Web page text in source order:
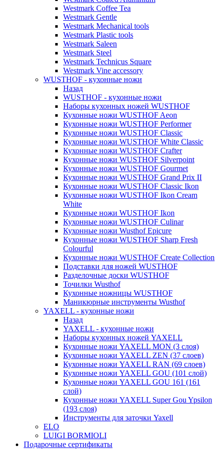
Westmark Coffee Tea
Westmark Gentle
Westmark Mechanical tools
Westmark Plastic tools
Westmark Saleen
Westmark Steel
Westmark Technicus Square
Westmark Vine accessory
WUSTHOF - кухонные ножи
Назад
WUSTHOF - кухонные ножи
Наборы кухонных ножей WUSTHOF
Кухонные ножи WUSTHOF Aeon
Кухонные ножи WUSTHOF Performer
Кухонные ножи WUSTHOF Classic
Кухонные ножи WUSTHOF White Classic
Кухонные ножи WUSTHOF Crafter
Кухонные ножи WUSTHOF Silverpoint
Кухонные ножи WUSTHOF Gourmet
Кухонные ножи WUSTHOF Grand Prix II
Кухонные ножи WUSTHOF Classic Ikon
Кухонные ножи WUSTHOF Ikon Cream
White
Кухонные ножи WUSTHOF Ikon
Кухонные ножи WUSTHOF Culinar
Кухонные ножи Wusthof Epicure
Кухонные ножи WUSTHOF Sharp Fresh
Colourful
Кухонные ножи WUSTHOF Create Collection
Подставки для ножей WUSTHOF
Разделочные доски WUSTHOF
Точилки Wusthof
Кухонные ножницы WUSTHOF
Маникюрные инструменты Wusthof
YAXELL - кухонные ножи
Назад
YAXELL - кухонные ножи
Наборы кухонных ножей YAXELL
Кухонные ножи YAXELL MON (3 слоя)
Кухонные ножи YAXELL ZEN (37 слоев)
Кухонные ножи YAXELL RAN (69 слоев)
Кухонные ножи YAXELL GOU (101 слой)
Кухонные ножи YAXELL GOU 161 (161
слой)
Кухонные ножи YAXELL Super Gou Ypsilon
(193 слоя)
Инструменты для заточки Yaxell
ELO
LUIGI BORMIOLI
Подарочные сертификаты